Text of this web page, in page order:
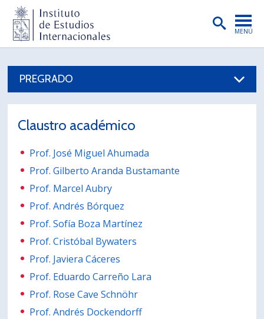
MENÚ
POSTGRADO
INVESTIGACIÓN
PUBLICACIONES
BIBLIOTECA
PORTUGUÊS
Postulantes
PREGRADO
Claustro académico
Prof. José Miguel Ahumada
Prof. Gilberto Aranda Bustamante
Prof. Marcel Aubry
Prof. Andrés Bórquez
Prof. Sofía Boza Martínez
Prof. Cristóbal Bywaters
Prof. Javiera Cáceres
Prof. Eduardo Carreño Lara
Prof. Rose Cave Schnöhr
Prof. Andrés Dockendorff